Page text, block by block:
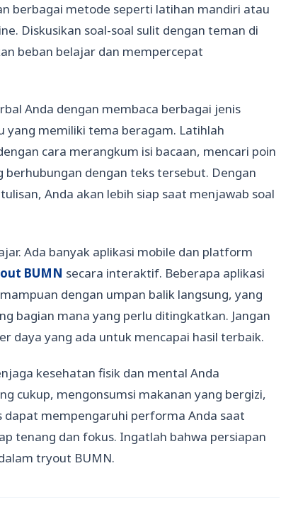
berbagai metode seperti latihan mandiri atau
Diskusikan soal-soal sulit dengan teman di
beban belajar dan mempercepat
Anda dengan membaca berbagai jenis
yang memiliki tema beragam. Latihlah
cara merangkum isi bacaan, mencari poin
dengan teks tersebut. Dengan
Anda akan lebih siap saat menjawab soal
Ada banyak aplikasi mobile dan platform
BUMN secara interaktif. Beberapa aplikasi
dengan umpan balik langsung, yang
bagian mana yang perlu ditingkatkan. Jangan
daya yang ada untuk mencapai hasil terbaik.
kesehatan fisik dan mental Anda
cukup, mengonsumsi makanan yang bergizi,
mempengaruhi performa Anda saat
tenang dan fokus. Ingatlah bahwa persiapan
tryout BUMN.